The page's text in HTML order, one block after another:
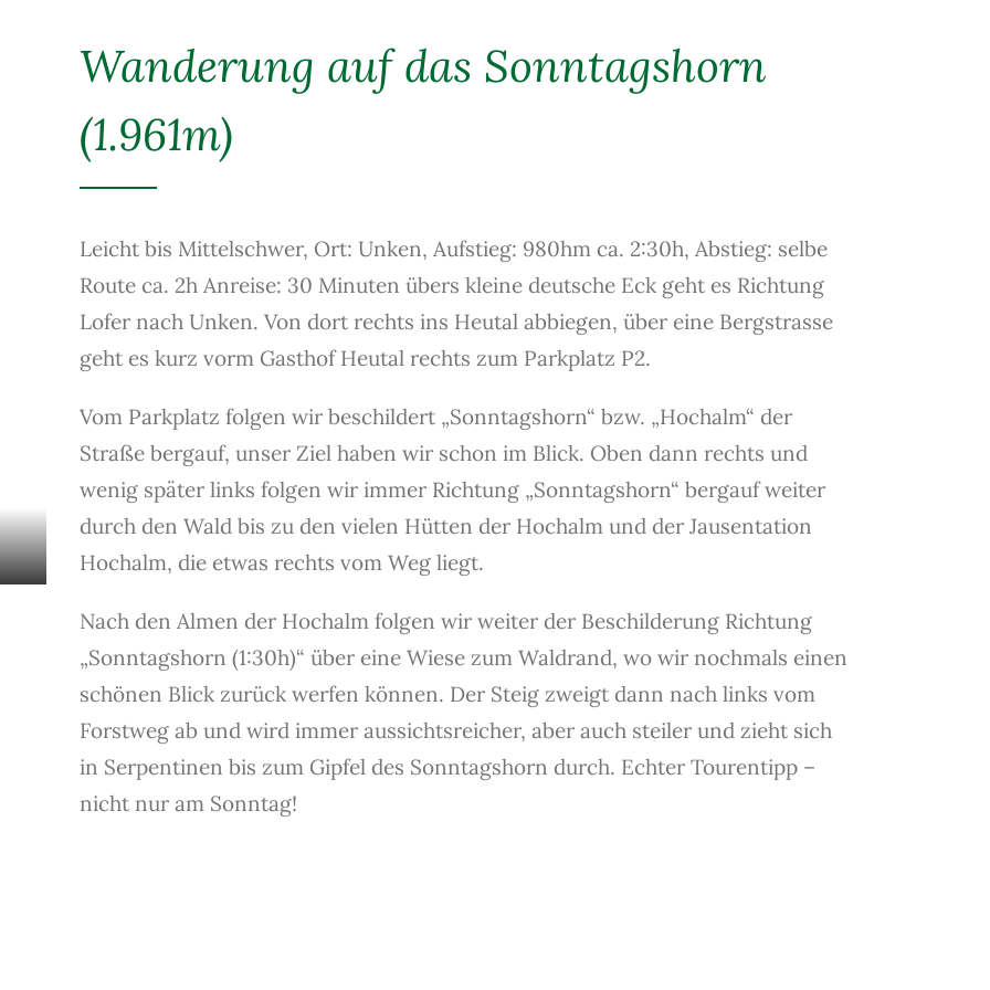
Wanderung auf das Sonntagshorn
(1.961m)
Leicht bis Mittelschwer, Ort: Unken, Aufstieg: 980hm ca. 2:30h, Abstieg: selbe
Route ca. 2h Anreise: 30 Minuten übers kleine deutsche Eck geht es Richtung
Lofer nach Unken. Von dort rechts ins Heutal abbiegen, über eine Bergstrasse
geht es kurz vorm Gasthof Heutal rechts zum Parkplatz P2.
Vom Parkplatz folgen wir beschildert „Sonntagshorn“ bzw. „Hochalm“ der
Straße bergauf, unser Ziel haben wir schon im Blick. Oben dann rechts und
wenig später links folgen wir immer Richtung „Sonntagshorn“ bergauf weiter
durch den Wald bis zu den vielen Hütten der Hochalm und der Jausentation
Hochalm, die etwas rechts vom Weg liegt.
Nach den Almen der Hochalm folgen wir weiter der Beschilderung Richtung
„Sonntagshorn (1:30h)“ über eine Wiese zum Waldrand, wo wir nochmals einen
schönen Blick zurück werfen können. Der Steig zweigt dann nach links vom
Forstweg ab und wird immer aussichtsreicher, aber auch steiler und zieht sich
in Serpentinen bis zum Gipfel des Sonntagshorn durch. Echter Tourentipp –
nicht nur am Sonntag!